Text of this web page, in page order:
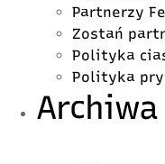
Partnerzy
Zostań
Polityka
Polityka
Archiwa